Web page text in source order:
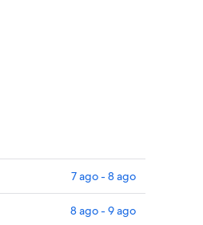
7 ago - 8 ago
8 ago - 9 ago